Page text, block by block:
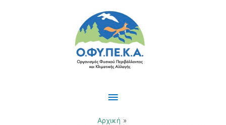
Κύριο
Μενού
Αρχική